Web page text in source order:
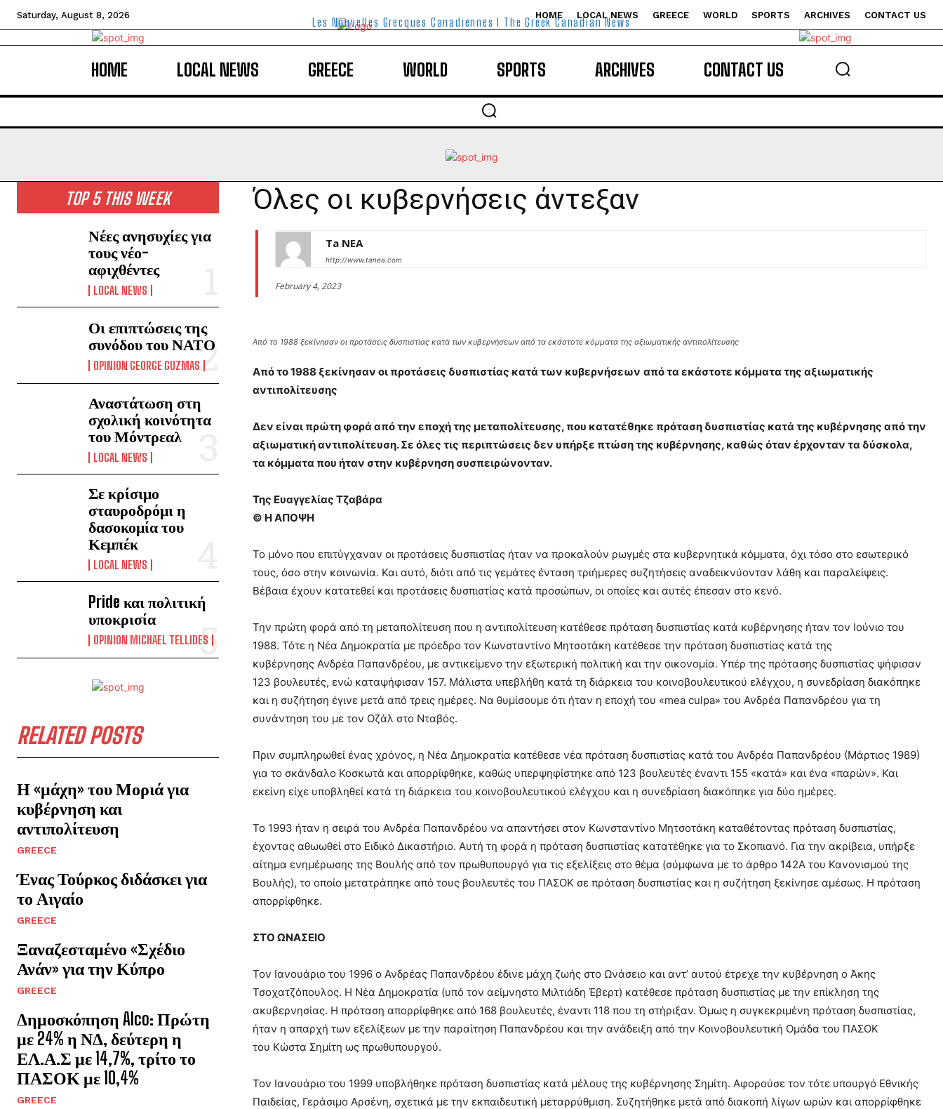
Saturday, August 8, 2026 HOME LOCAL NEWS GREECE WORLD SPORTS ARCHIVES CONTACT US
Les Nouvelles Grecques Canadiennes I The Greek Canadian News
HOME LOCAL NEWS GREECE WORLD SPORTS ARCHIVES CONTACT US
TOP 5 THIS WEEK
Νέες ανησυχίες για
τους νέο-
αφιχθέντες
LOCAL NEWS
Οι επιπτώσεις της
συνόδου του ΝΑΤΟ
OPINION GEORGE GUZMAS
Αναστάτωση στη
σχολική κοινότητα
του Μόντρεαλ
LOCAL NEWS
Σε κρίσιμο
σταυροδρόμι η
δασοκομία του
Κεμπέκ
LOCAL NEWS
Pride και πολιτική
υποκρισία
OPINION MICHAEL TELLIDES
RELATED POSTS
Η «μάχη» του Μοριά για
κυβέρνηση και
αντιπολίτευση
GREECE
Ένας Τούρκος διδάσκει για
το Αιγαίο
GREECE
Ξαναζεσταμένο «Σχέδιο
Ανάν» για την Κύπρο
GREECE
Δημοσκόπηση Alco: Πρώτη
με 24% η ΝΔ, δεύτερη η
ΕΛ.Α.Σ με 14,7%, τρίτο το
ΠΑΣΟΚ με 10,4%
GREECE
Όλες οι κυβερνήσεις άντεξαν
Ta NEA
http://www.tanea.com
February 4, 2023
Από το 1988 ξεκίνησαν οι προτάσεις δυσπιστίας κατά των κυβερνήσεων από τα εκάστοτε κόμματα της αξιωματικής αντιπολίτευσης
Από το 1988 ξεκίνησαν οι προτάσεις δυσπιστίας κατά των κυβερνήσεων από τα εκάστοτε κόμματα της αξιωματικής
αντιπολίτευσης
Δεν είναι πρώτη φορά από την εποχή της μεταπολίτευσης, που κατατέθηκε πρόταση δυσπιστίας κατά της κυβέρνησης από την
αξιωματική αντιπολίτευση. Σε όλες τις περιπτώσεις δεν υπήρξε πτώση της κυβέρνησης, καθώς όταν έρχονταν τα δύσκολα,
τα κόμματα που ήταν στην κυβέρνηση συσπειρώνονταν.
Της Ευαγγελίας Τζαβάρα
© Η ΑΠΟΨΗ
Το μόνο που επιτύγχαναν οι προτάσεις δυσπιστίας ήταν να προκαλούν ρωγμές στα κυβερνητικά κόμματα, όχι τόσο στο εσωτερικό
τους, όσο στην κοινωνία. Και αυτό, διότι από τις γεμάτες ένταση τριήμερες συζητήσεις αναδεικνύονταν λάθη και παραλείψεις.
Βέβαια έχουν κατατεθεί και προτάσεις δυσπιστίας κατά προσώπων, οι οποίες και αυτές έπεσαν στο κενό.
Την πρώτη φορά από τη μεταπολίτευση που η αντιπολίτευση κατέθεσε πρόταση δυσπιστίας κατά κυβέρνησης ήταν τον Ιούνιο του
1988. Τότε η Νέα Δημοκρατία με πρόεδρο τον Κωνσταντίνο Μητσοτάκη κατέθεσε την πρόταση δυσπιστίας κατά της
κυβέρνησης Ανδρέα Παπανδρέου, με αντικείμενο την εξωτερική πολιτική και την οικονομία. Υπέρ της πρότασης δυσπιστίας ψήφισαν
123 βουλευτές, ενώ καταψήφισαν 157. Μάλιστα υπεβλήθη κατά τη διάρκεια του κοινοβουλευτικού ελέγχου, η συνεδρίαση διακόπηκε
και η συζήτηση έγινε μετά από τρεις ημέρες. Να θυμίσουμε ότι ήταν η εποχή του «mea culpa» του Ανδρέα Παπανδρέου για τη
συνάντηση του με τον Οζάλ στο Νταβός.
Πριν συμπληρωθεί ένας χρόνος, η Νέα Δημοκρατία κατέθεσε νέα πρόταση δυσπιστίας κατά του Ανδρέα Παπανδρέου (Μάρτιος 1989)
για το σκάνδαλο Κοσκωτά και απορρίφθηκε, καθώς υπερψηφίστηκε από 123 βουλευτές έναντι 155 «κατά» και ένα «παρών». Και
εκείνη είχε υποβληθεί κατά τη διάρκεια του κοινοβουλευτικού ελέγχου και η συνεδρίαση διακόπηκε για δύο ημέρες.
Το 1993 ήταν η σειρά του Ανδρέα Παπανδρέου να απαντήσει στον Κωνσταντίνο Μητσοτάκη καταθέτοντας πρόταση δυσπιστίας,
έχοντας αθωωθεί στο Ειδικό Δικαστήριο. Αυτή τη φορά η πρόταση δυσπιστίας κατατέθηκε για το Σκοπιανό. Για την ακρίβεια, υπήρξε
αίτημα ενημέρωσης της Βουλής από τον πρωθυπουργό για τις εξελίξεις στο θέμα (σύμφωνα με το άρθρο 142Α του Κανονισμού της
Βουλής), το οποίο μετατράπηκε από τους βουλευτές του ΠΑΣΟΚ σε πρόταση δυσπιστίας και η συζήτηση ξεκίνησε αμέσως. Η πρόταση
απορρίφθηκε.
ΣΤΟ ΩΝΑΣΕΙΟ
Τον Ιανουάριο του 1996 ο Ανδρέας Παπανδρέου έδινε μάχη ζωής στο Ωνάσειο και αντ’ αυτού έτρεχε την κυβέρνηση ο Άκης
Τσοχατζόπουλος. Η Νέα Δημοκρατία (υπό τον αείμνηστο Μιλτιάδη Έβερτ) κατέθεσε πρόταση δυσπιστίας με την επίκληση της
ακυβερνησίας. Η πρόταση απορρίφθηκε από 168 βουλευτές, έναντι 118 που τη στήριξαν. Όμως η συγκεκριμένη πρόταση δυσπιστίας,
ήταν η απαρχή των εξελίξεων με την παραίτηση Παπανδρέου και την ανάδειξη από την Κοινοβουλευτική Ομάδα του ΠΑΣΟΚ
του Κώστα Σημίτη ως πρωθυπουργού.
Τον Ιανουάριο του 1999 υποβλήθηκε πρόταση δυσπιστίας κατά μέλους της κυβέρνησης Σημίτη. Αφορούσε τον τότε υπουργό Εθνικής
Παιδείας, Γεράσιμο Αρσένη, σχετικά με την εκπαιδευτική μεταρρύθμιση. Συζητήθηκε μετά από διακοπή λίγων ωρών και απορρίφθηκε